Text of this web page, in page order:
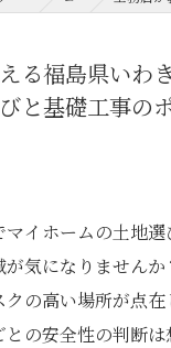
る福島県いわ
と基礎工事の
イホームの土地選
気になりません
の高い場所が点在
との安全性の判断